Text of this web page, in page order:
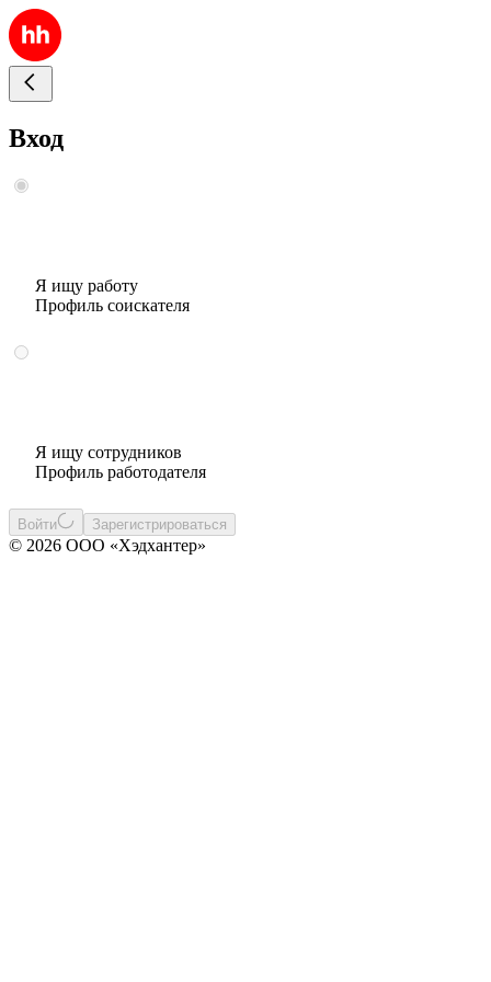
Вход
Я ищу работу
Профиль соискателя
Я ищу сотрудников
Профиль работодателя
Войти Зарегистрироваться
© 2026 ООО «Хэдхантер»